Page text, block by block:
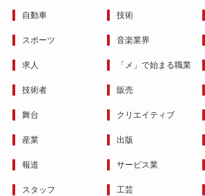
自動車 技術
スポーツ 音楽業界
求人 「メ」で始まる職業
技術者 販売
舞台 クリエイティブ
産業 出版
報道 サービス業
スタッフ 工芸